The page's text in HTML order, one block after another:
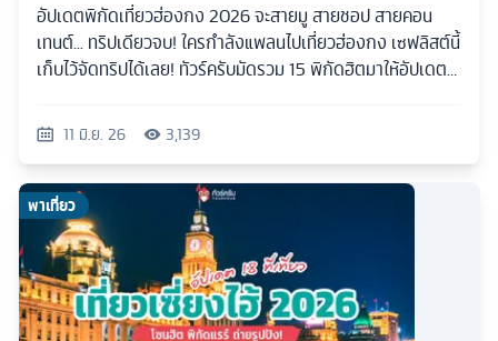
อัปเดตพิกัดเที่ยวฮ่องกง 2026 จะสายมู สายชอป สายคอน
เทนต์... ทริปเดียวจบ! ใครกำลังแพลนไปเที่ยวฮ่องกง เซฟลิสต์นี้
เก็บไว้จัดทริปได้เลย! ทัวร์ครับมัดรวม 15 พิกัดฮิตมาให้อัปเดต
11 มิ.ย. 26 3,139
พาเที่ยว